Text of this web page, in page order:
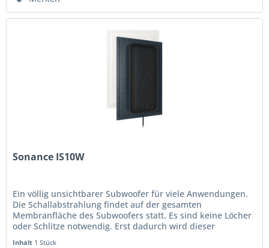
Sonance IS10W
Ein völlig unsichtbarer Subwoofer für viele Anwendungen.
Die Schallabstrahlung findet auf der gesamten
Membranfläche des Subwoofers statt. Es sind keine Löcher
oder Schlitze notwendig. Erst dadurch wird dieser
Inhalt 1 Stück